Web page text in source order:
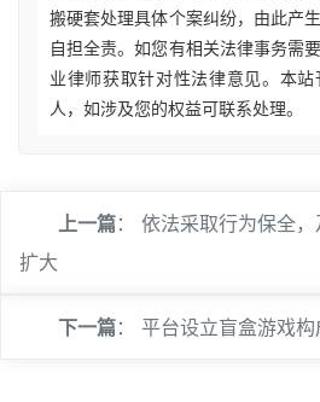
搬硬套处理具体个案纠纷，由此产
自担全责。如您有相关法律事务需
业律师获取针对性法律意见。本
人，如涉及您的权益可联系处理。
上一篇： 依法采取行为保全
扩大
下一篇： 平台设立盲盒游戏